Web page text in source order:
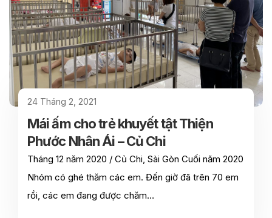
24 Tháng 2, 2021
Mái ấm cho trẻ khuyết tật Thiện
Phước Nhân Ái – Củ Chi
Tháng 12 năm 2020 / Củ Chi, Sài Gòn Cuối năm 2020
Nhóm có ghé thăm các em. Đến giờ đã trên 70 em
rồi, các em đang được chăm…